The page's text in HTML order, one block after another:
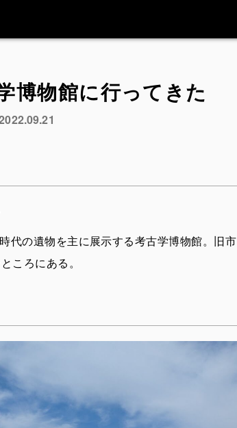
博物館に行ってきた
代の遺物を主に展示する考古学博物館。旧市
ころにある。